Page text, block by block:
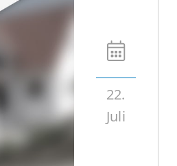
22.
Juli